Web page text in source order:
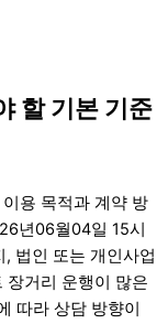
할 기본 기준
용 목적과 계약 방
년06월04일 15시
법인 또는 개인사업
장거리 운행이 많은
따라 상담 방향이